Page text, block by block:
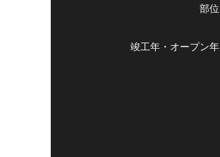
部位
竣工年・ オープン年